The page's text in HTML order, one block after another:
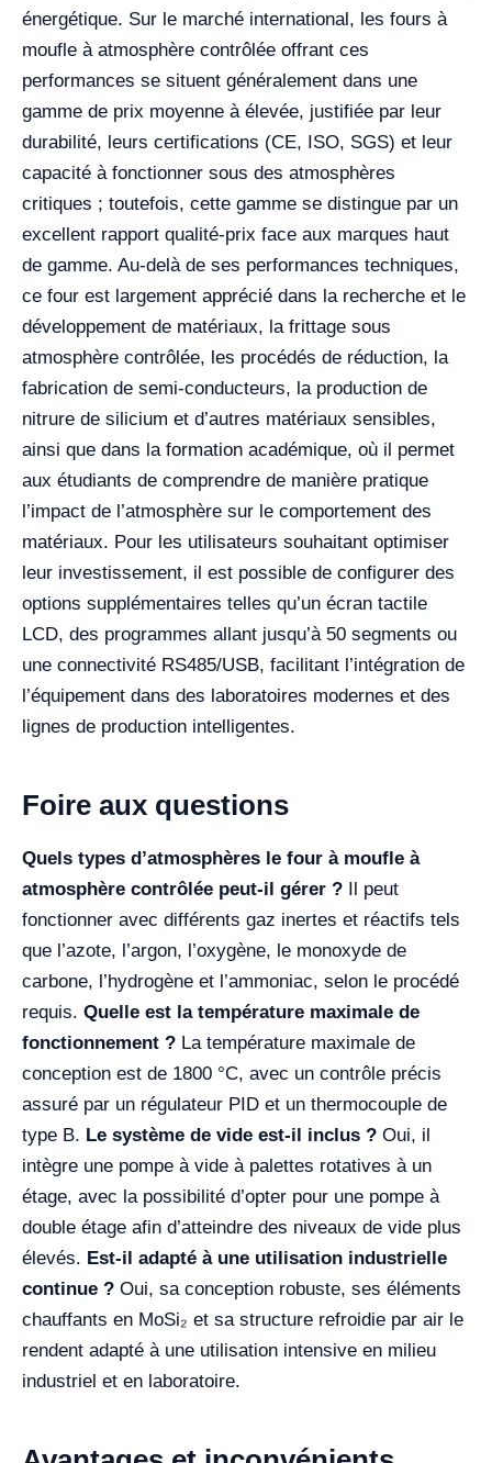
énergétique. Sur le marché international, les fours à
moufle à atmosphère contrôlée offrant ces
performances se situent généralement dans une
gamme de prix moyenne à élevée, justifiée par leur
durabilité, leurs certifications (CE, ISO, SGS) et leur
capacité à fonctionner sous des atmosphères
critiques ; toutefois, cette gamme se distingue par un
excellent rapport qualité-prix face aux marques haut
de gamme. Au-delà de ses performances techniques,
ce four est largement apprécié dans la recherche et le
développement de matériaux, la frittage sous
atmosphère contrôlée, les procédés de réduction, la
fabrication de semi-conducteurs, la production de
nitrure de silicium et d’autres matériaux sensibles,
ainsi que dans la formation académique, où il permet
aux étudiants de comprendre de manière pratique
l’impact de l’atmosphère sur le comportement des
matériaux. Pour les utilisateurs souhaitant optimiser
leur investissement, il est possible de configurer des
options supplémentaires telles qu’un écran tactile
LCD, des programmes allant jusqu’à 50 segments ou
une connectivité RS485/USB, facilitant l’intégration de
l’équipement dans des laboratoires modernes et des
lignes de production intelligentes.
Foire aux questions
Quels types d’atmosphères le four à moufle à
atmosphère contrôlée peut-il gérer ? Il peut
fonctionner avec différents gaz inertes et réactifs tels
que l’azote, l’argon, l’oxygène, le monoxyde de
carbone, l’hydrogène et l’ammoniac, selon le procédé
requis. Quelle est la température maximale de
fonctionnement ? La température maximale de
conception est de 1800 °C, avec un contrôle précis
assuré par un régulateur PID et un thermocouple de
type B. Le système de vide est-il inclus ? Oui, il
intègre une pompe à vide à palettes rotatives à un
étage, avec la possibilité d’opter pour une pompe à
double étage afin d’atteindre des niveaux de vide plus
élevés. Est-il adapté à une utilisation industrielle
continue ? Oui, sa conception robuste, ses éléments
chauffants en MoSi₂ et sa structure refroidie par air le
rendent adapté à une utilisation intensive en milieu
industriel et en laboratoire.